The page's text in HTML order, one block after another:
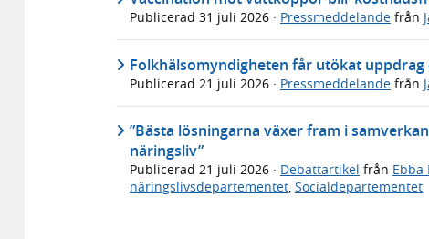
Publicerad 31 juli 2026 · Pressmeddelande från
Folkhälsomyndigheten får utökat
Publicerad 21 juli 2026 · Pressmeddelande från
”Bästa lösningarna växer fram i
näringsliv”
Publicerad 21 juli 2026 · Debattartikel från Ebba
näringslivsdepartementet, Socialdepartementet